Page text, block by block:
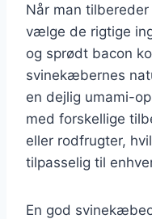
Når man
vælge de rigtige
og sprødt bacon
svinekæbernes
en dejlig umami-
med forskellige
eller rodfrugter,
tilpasselig til
En god